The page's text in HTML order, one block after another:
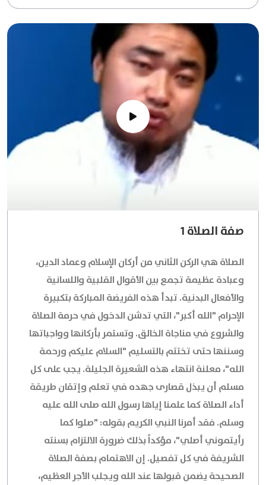
صفة الصلاة 1
الصلاة هي الركن الثاني من أركان الإسلام وعماد الدين،
وعبادة عظيمة تجمع بين الأقوال القلبية واللسانية
والأفعال البدنية. تبدأ هذه الفريضة المباركة بتكبيرة
الإحرام "الله أكبر"، التي تدشن الدخول في حرمة الصلاة
والشروع في مناجاة الخالق. وتستمر بأركانها وواجباتها
وسننها حتى تختتم بالتسليم "السلام عليكم ورحمة
الله"، معلنة انتهاء هذه الشعيرة الجليلة. يجب على كل
مسلم أن يبذل قصارى جهده في تعلم وإتقان طريقة
أداء الصلاة كما علمنا إياها رسول الله صلى الله عليه
وسلم. فقد أمرنا النبي الكريم بقوله: "صلوا كما
رأيتموني أصلي"، مؤكداً بذلك ضرورة الالتزام بسنته
الشريفة في كل تفصيل. إن الاهتمام بصفة الصلاة
الصحيحة يضمن قبولها عند الله ويجلب الأجر العظيم،